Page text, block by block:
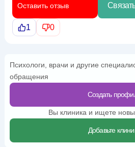
Оставить отзыв
1 0
Психологи, врачи и другие
обращения
Создать
Вы клиника и ищете
Добавьте